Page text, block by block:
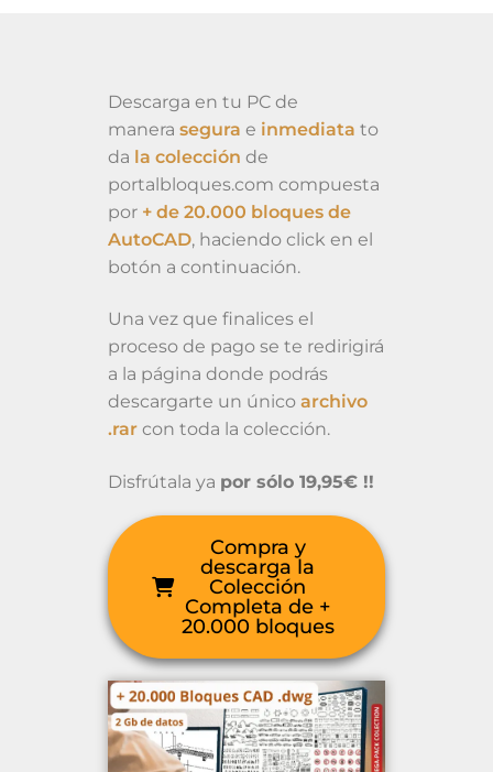
Descarga en tu PC de
manera segura e inmediata to
da la colección de
portalbloques.com compuesta
por + de 20.000 bloques de
AutoCAD, haciendo click en el
botón a continuación.
Una vez que finalices el
proceso de pago se te redirigirá
a la página donde podrás
descargarte un único archivo
.rar con toda la colección.
Disfrútala ya por sólo 19,95€ !!
Compra y
descarga la
Colección
Completa de +
20.000 bloques